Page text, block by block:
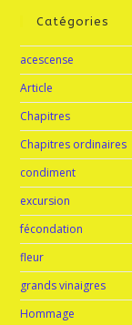
Catégories
acescense
Article
Chapitres
Chapitres ordinaires
condiment
excursion
fécondation
fleur
grands vinaigres
Hommage